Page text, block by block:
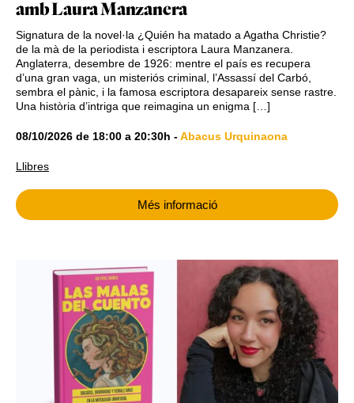
amb Laura Manzanera
Signatura de la novel·la ¿Quién ha matado a Agatha Christie?
de la mà de la periodista i escriptora Laura Manzanera.
Anglaterra, desembre de 1926: mentre el país es recupera
d’una gran vaga, un misteriós criminal, l’Assassí del Carbó,
sembra el pànic, i la famosa escriptora desapareix sense rastre.
Una història d’intriga que reimagina un enigma […]
08/10/2026 de 18:00 a 20:30h -Abacus Urquinaona
Llibres
Més informació